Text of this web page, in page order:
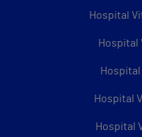
Hospital
Hospital
Hospital
Hospital